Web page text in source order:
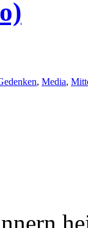
, Media,